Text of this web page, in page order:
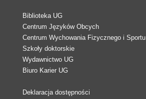
Biblioteka UG
Centrum Języków Obcych
Centrum Wychowania Fizycznego i Sportu
Szkoły doktorskie
Wydawnictwo UG
Biuro Karier UG
Deklaracja dostępności